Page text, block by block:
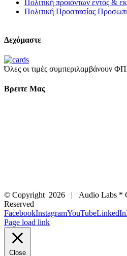
Πολιτική προιόντων εντός &
Πολιτική Προστασίας
Δεχόμαστε
Όλες οι τιμές συμπεριλαμβάνουν
Βρειτε Μας
© Copyright 2026 | Audio Labs *
Reserved
FacebookInstagramYouTubeLinkedIn
Page load link
Close